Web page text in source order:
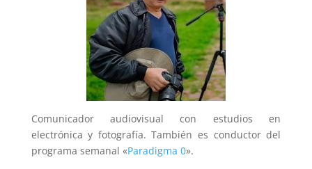
Comunicador audiovisual con estudios en
electrónica y fotografía. También es conductor del
programa semanal «Paradigma 0».